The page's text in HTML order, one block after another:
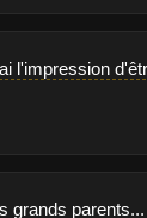
l'impression
grands